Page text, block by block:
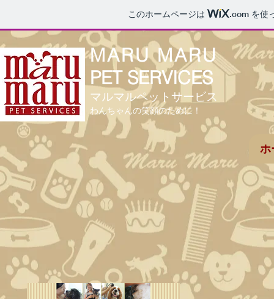
このホームページは .com を使
MARU MARU
PET SERVICES
マルマルペットサービス
わんちゃんの笑顔のために！
ホ